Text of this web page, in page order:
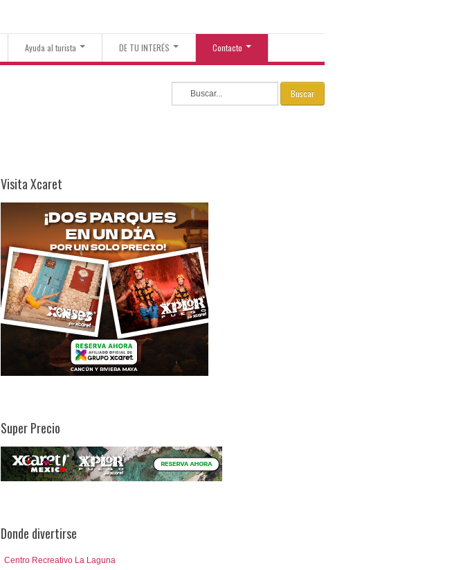
Ayuda al turista DE TU INTERÉS Contacto
Buscar
Visita Xcaret
Super Precio
Donde divertirse
Centro Recreativo La Laguna